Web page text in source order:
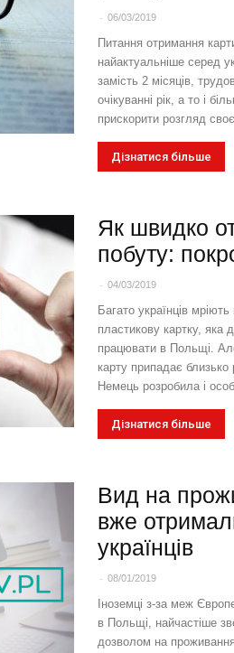
- 06/03/2019
Питання отримання
найактуальніше серед
замість 2 місяців,
очікуванні рік, а то і
прискорити розгляд
Дізнатися більше
Як швидко
побуту:
- 04/03/2019
Багато українців
пластикову картку, яка
працювати в Польщі.
карту припадає
Немець розробила і
Дізнатися більше
Вид на
вже
українців
- 08/01/2019
Іноземці з-за меж
в Польщі, найчастіше
дозволом на